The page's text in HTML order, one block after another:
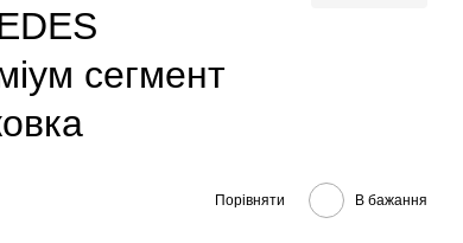
сегмент
Порівняти В бажання